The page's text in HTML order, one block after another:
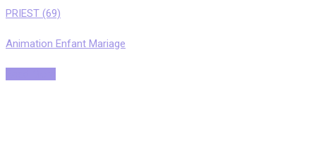
PRIEST (69)
Animation Enfant Mariage